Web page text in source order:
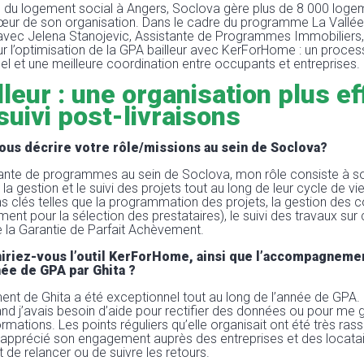
du logement social à Angers, Soclova gère plus de 8 000
de son organisation. Dans le cadre du programme La
Jelena Stanojevic, Assistante de Programmes
l’optimisation de la GPA bailleur avec KerForHome : un
et une meilleure coordination entre occupants et entreprises.
: une organisation plus
post-livraisons
décrire votre rôle/missions au sein de Soclova?
de programmes au sein de Soclova, mon rôle consiste à
la gestion et le suivi des projets tout au long de leur cycle de
clés telles que la programmation des projets, la gestion des
pour la sélection des prestataires), le suivi des travaux sur
la Garantie de Parfait Achèvement.
vous l’outil KerForHome, ainsi que
de GPA par Ghita ?
de Ghita a été exceptionnel tout au long de l’année de
j’avais besoin d’aide pour rectifier des données ou pour me
Les points réguliers qu’elle organisait ont été très
son engagement auprès des entreprises et des
de relancer ou de suivre les retours.